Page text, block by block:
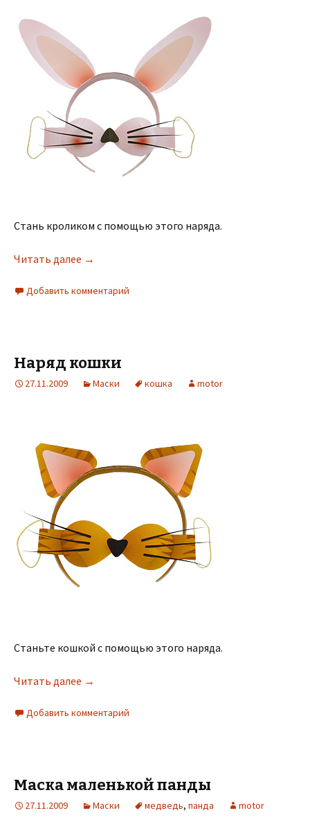
Стань кроликом с помощью этого наряда.
Читать далее →
Добавить комментарий
Наряд кошки
27.11.2009 Маски кошка motor
Станьте кошкой с помощью этого наряда.
Читать далее →
Добавить комментарий
Маска маленькой панды
27.11.2009 Маски медведь, панда motor